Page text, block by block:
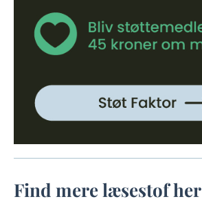
Find mere læsestof her